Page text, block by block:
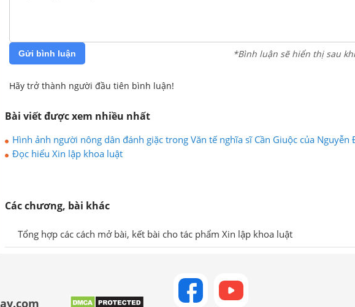
Gửi bình luận *Bình luận sẽ hiển thị sau
Hãy trở thành người đầu tiên bình luận!
Bài viết được xem nhiều nhất
Hình ảnh người nông dân đánh giặc trong Văn tế nghĩa sĩ Cần Giuộc của Nguyễn
Đọc hiểu Xin lập khoa luật
Các chương, bài khác
Tổng hợp các cách mở bài, kết bài cho tác phẩm Xin lập khoa luật